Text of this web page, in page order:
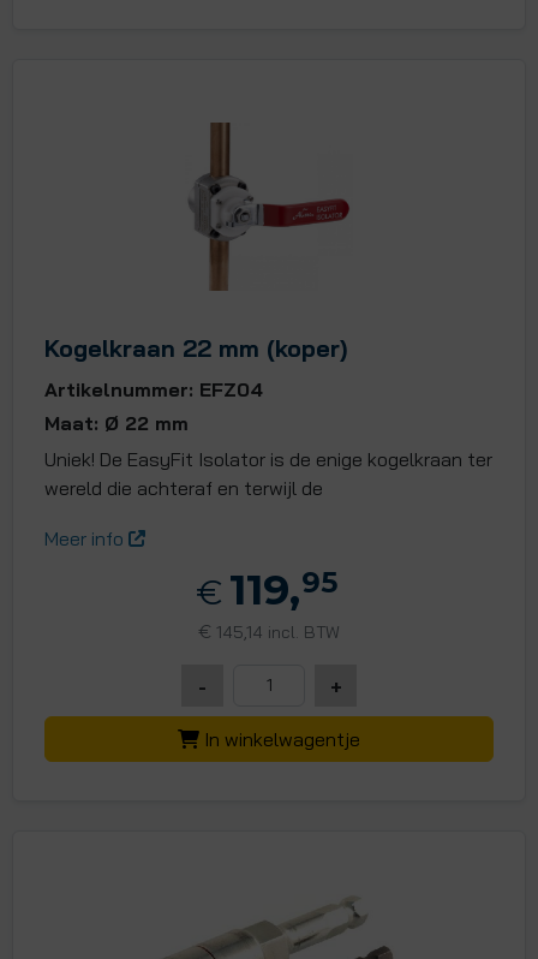
Kogelkraan 22 mm (koper)
Artikelnummer: EFZ04
Maat: Ø 22 mm
Uniek! De EasyFit Isolator is de enige kogelkraan ter
wereld die achteraf en terwijl de
Meer info
€ 119,95
€ 145,14 incl. BTW
- +
In winkelwagentje